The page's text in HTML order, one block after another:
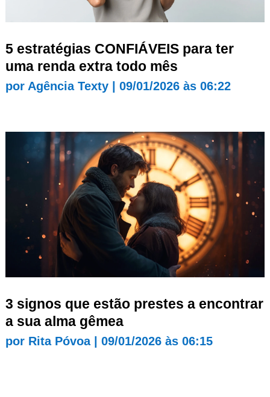
5 estratégias CONFIÁVEIS para ter
uma renda extra todo mês
por Agência Texty| 09/01/2026 às 06:22
3 signos que estão prestes a encontrar
a sua alma gêmea
por Rita Póvoa| 09/01/2026 às 06:15